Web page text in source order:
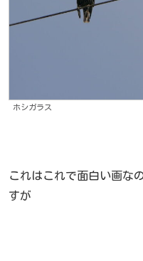
ホシガラス
これはこれで面白い画な
すが